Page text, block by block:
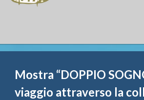
Fondazione
Attività
Mostra “DOPPIO
viaggio attraverso la